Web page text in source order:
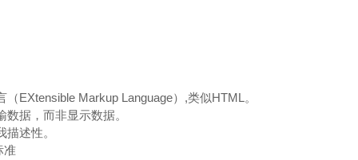
EXtensible Markup Language）,类似HTML。
据，而非显示数据。
述性。
准